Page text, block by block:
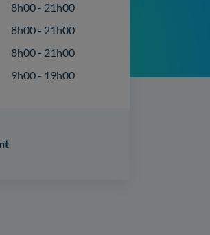
8h00 - 21h00
8h00 - 21h00
8h00 - 21h00
9h00 - 19h00